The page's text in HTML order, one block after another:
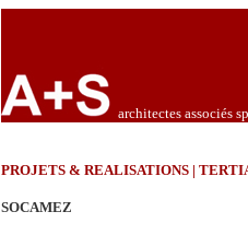
architectes associés
PROJETS & REALISATIONS |
SOCAMEZ